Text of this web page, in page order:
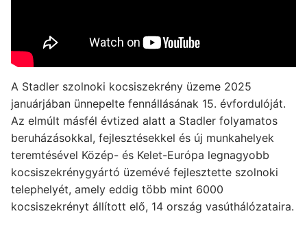
A Stadler szolnoki kocsiszekrény üzeme 2025
januárjában ünnepelte fennállásának 15. évfordulóját.
Az elmúlt másfél évtized alatt a Stadler folyamatos
beruházásokkal, fejlesztésekkel és új munkahelyek
teremtésével Közép- és Kelet-Európa legnagyobb
kocsiszekrénygyártó üzemévé fejlesztette szolnoki
telephelyét, amely eddig több mint 6000
kocsiszekrényt állított elő, 14 ország vasúthálózataira.